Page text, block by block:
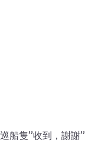
船隻”收到，謝謝